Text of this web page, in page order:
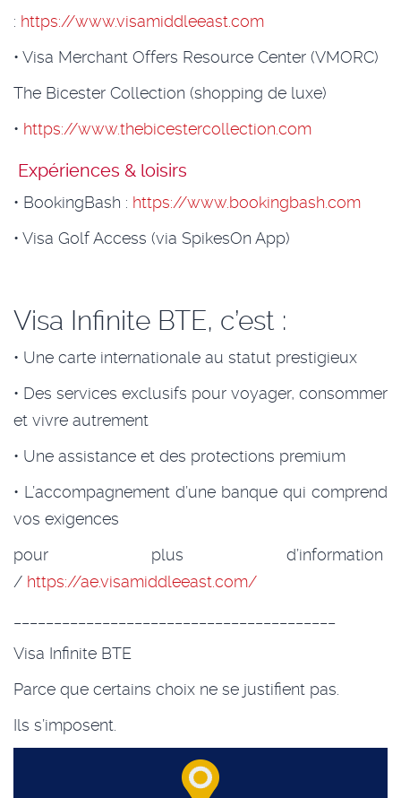
: https://www.visamiddleeast.com
• Visa Merchant Offers Resource Center (VMORC)
The Bicester Collection (shopping de luxe)
• https://www.thebicestercollection.com
Expériences & loisirs
• BookingBash : https://www.bookingbash.com
• Visa Golf Access (via SpikesOn App)
Visa Infinite BTE, c’est :
• Une carte internationale au statut prestigieux
• Des services exclusifs pour voyager, consommer
et vivre autrement
• Une assistance et des protections premium
• L’accompagnement d’une banque qui comprend
vos exigences
pour plus d’information
/ https://ae.visamiddleeast.com/
Visa Infinite BTE
Parce que certains choix ne se justifient pas.
Ils s’imposent.